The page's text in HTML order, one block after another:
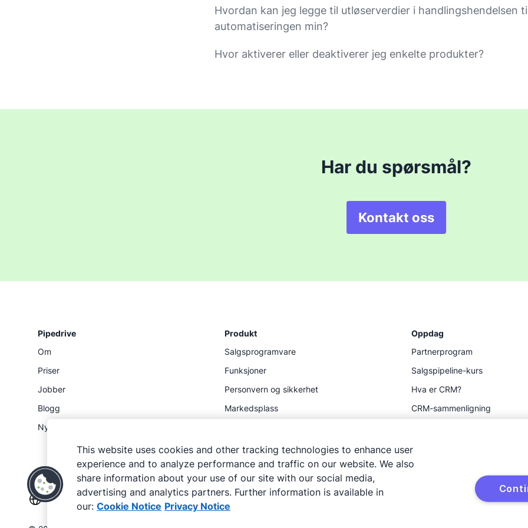
Hvordan kan jeg legge til utløserverdier i handlingshendelsen
automatiseringen min?
Hvor aktiverer eller deaktiverer jeg enkelte produkter?
Har du spørsmål?
Kontakt oss
Pipedrive
Om
Priser
Jobber
Blogg
Nyhetsrom
Produkt
Salgsprogramvare
Funksjoner
Personvern og sikkerhet
Markedsplass
API
Oppdag
Partnerprogram
Salgspipeline-kurs
Hva er CRM?
CRM-sammenligning
This website uses cookies and other tracking technologies to enhance user
experience and to analyze performance and traffic on our website. We also
share information about your use of our site with our social media,
advertising and analytics partners. Further information is available in
our: Cookie Notice Privacy Notice